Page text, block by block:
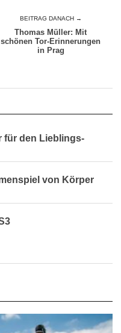
BEITRAG DANACH →
Thomas Müller: Mit
schönen Tor-Erinnerungen
in Prag
für den Lieblings-
von Körper